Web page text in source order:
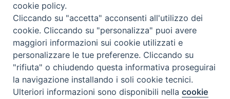
Copyright © 2019 - Tutti i diritti riservati - Vita
Trentina Editrice
Privacy Policy
Torna
Preferenze Cookie
cookie policy.
Cliccando su "accetta" acconsenti all'utilizzo dei
cookie. Cliccando su "personalizza" puoi avere
maggiori informazioni sui cookie utilizzati e
personalizzare le tue preferenze. Cliccando su
"rifiuta" o chiudendo questa informativa proseguirai
la navigazione installando i soli cookie tecnici.
Ulteriori informazioni sono disponibili nellacookie